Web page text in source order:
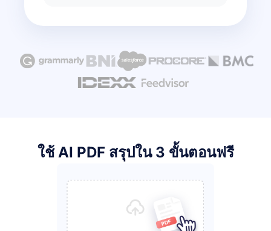
ใช้ AI PDF สรุปใน 3 ขั้นตอนฟรี